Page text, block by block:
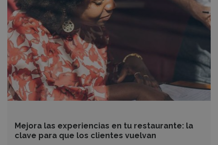
Mejora las experiencias en tu restaurante: la
clave para que los clientes vuelvan
en
tu
restaurante:
la
clave
para
que
los
clientes